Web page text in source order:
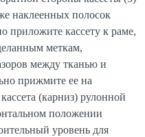
наклеенных полосок
приложите кассету к раме,
меткам,
между тканью и
прижмите ее на
(карниз) рулонной
положении
уровень для